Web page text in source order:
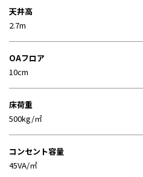
天井高
2.7m
OAフロア
10cm
床荷重
500kg/㎡
コンセント容量
45VA/㎡